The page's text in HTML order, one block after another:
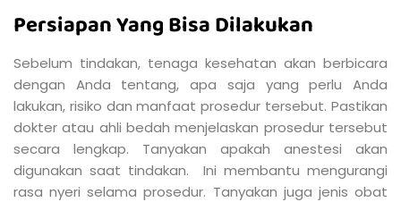
Persiapan Yang Bisa Dilakukan
Sebelum tindakan, tenaga kesehatan akan berbicara
dengan Anda tentang, apa saja yang perlu Anda
lakukan, risiko dan manfaat prosedur tersebut. Pastikan
dokter atau ahli bedah menjelaskan prosedur tersebut
secara lengkap. Tanyakan apakah anestesi akan
digunakan saat tindakan. Ini membantu mengurangi
rasa nyeri selama prosedur. Tanyakan juga jenis obat